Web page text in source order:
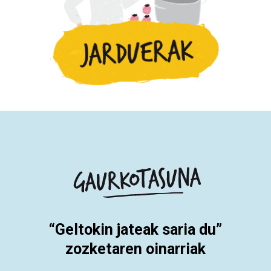
“Geltokin jateak saria du”
zozketaren oinarriak